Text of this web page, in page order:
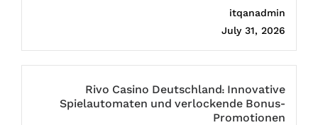
itqanadmin
July 31, 2026
Rivo Casino Deutschland: Innovative
Spielautomaten und verlockende Bonus-
Promotionen